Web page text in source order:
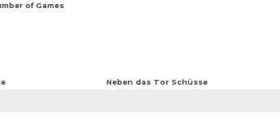
of Games
Neben das Tor Schüsse